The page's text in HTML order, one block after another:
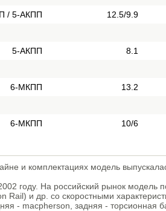
/ 5-АКПП 12.5/9.9
5-АКПП 8.1
6-МКПП 13.2
6-МКПП 10/6
и комплектациях модель
году. На российский рынок модель
Rail) и др. со скоростными
- macpherson, задняя - торсионная